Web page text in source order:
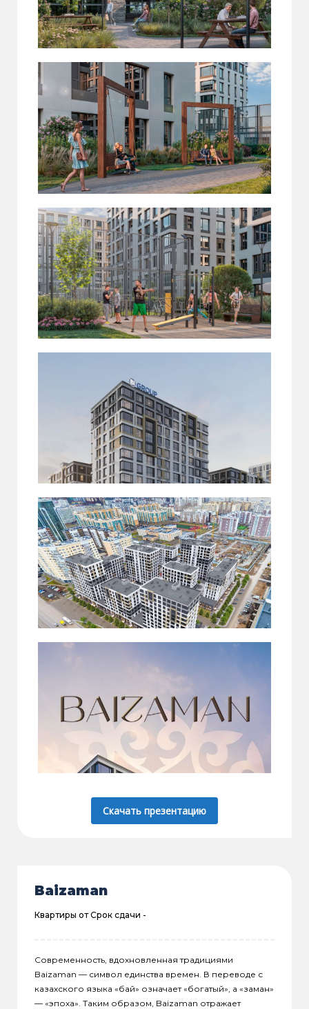
Скачать презентацию
Baizaman
Квартиры отСрок сдачи -
Современность, вдохновленная традициями
Baizaman — символ единства времен. В переводе с
казахского языка «бай» означает «богатый», а «заман»
— «эпоха». Таким образом, Baizaman отражает